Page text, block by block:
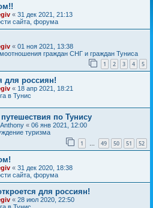
« 31 дек 2021, 21:13
сайта, форума
« 01 ноя 2021, 13:38
граждан СНГ и граждан Туниса
1 2 3 4 5
для россиян!
« 18 апр 2021, 18:21
в Тунис
по Тунису
« 06 янв 2021, 12:00
туризма
1 … 49 50 51 52
« 31 дек 2020, 18:38
сайта, форума
для россиян!
« 28 июл 2020, 22:50